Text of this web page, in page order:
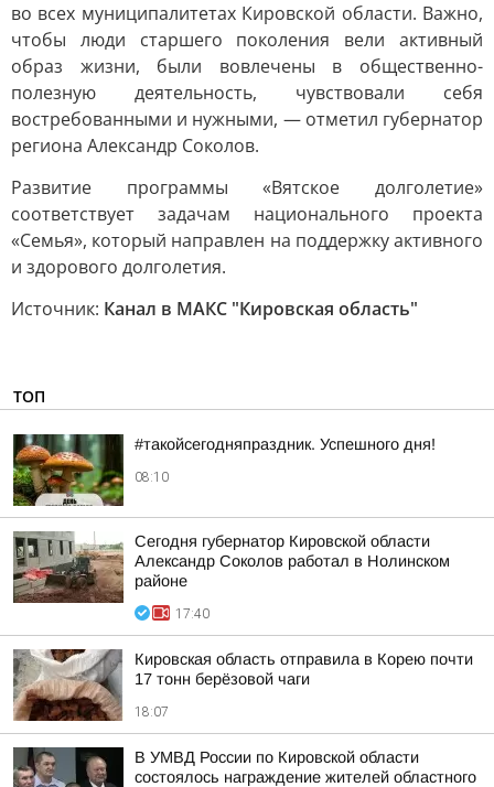
во всех муниципалитетах Кировской области. Важно,
чтобы люди старшего поколения вели активный
образ жизни, были вовлечены в общественно-
полезную деятельность, чувствовали себя
востребованными и нужными, — отметил губернатор
региона Александр Соколов.
Развитие программы «Вятское долголетие»
соответствует задачам национального проекта
«Семья», который направлен на поддержку активного
и здорового долголетия.
Источник: Канал в МАКС "Кировская область"
ТОП
#такойсегодняпраздник. Успешного дня!
08:10
Сегодня губернатор Кировской области
Александр Соколов работал в Нолинском
районе
17:40
Кировская область отправила в Корею почти
17 тонн берёзовой чаги
18:07
В УМВД России по Кировской области
состоялось награждение жителей областного